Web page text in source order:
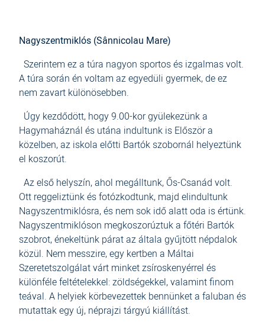
Nagyszentmiklós (Sânnicolau Mare)
Szerintem ez a túra nagyon sportos és izgalmas volt.
A túra során én voltam az egyedüli gyermek, de ez
nem zavart különösebben.
Úgy kezdődött, hogy 9.00-kor gyülekezünk a
Hagymaháznál és utána indultunk is Először a
közelben, az iskola előtti Bartók szobornál helyeztünk
el koszorút.
Az első helyszín, ahol megálltunk, Ős-Csanád volt.
Ott reggeliztünk és fotózkodtunk, majd elindultunk
Nagyszentmiklósra, és nem sok idő alatt oda is értünk.
Nagyszentmiklóson megkoszorúztuk a főtéri Bartók
szobrot, énekeltünk párat az általa gyűjtött népdalok
közül. Nem messzire, egy kertben a Máltai
Szeretetszolgálat várt minket zsíroskenyérrel és
különféle feltételekkel: zöldségekkel, valamint finom
teával. A helyiek körbevezettek bennünket a faluban és
mutattak egy új, néprajzi tárgyú kiállítást.